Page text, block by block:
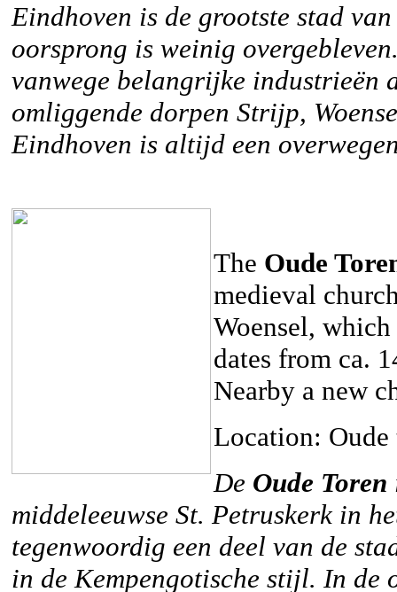
Eindhoven is de grootste stad
oorsprong is weinig
vanwege belangrijke industrieën
omliggende dorpen Strijp,
Eindhoven is altijd een
The Oude
medieval
Woensel,
dates from ca.
Nearby a new
Location:
De Oude Toren
middeleeuwse St. Petruskerk in
tegenwoordig een deel van de
in de Kempengotische stijl. In de